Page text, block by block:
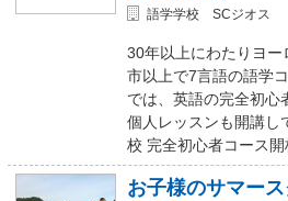
語学学校 SCジオス
30年以上にわたりヨ
市以上で7言語の語学
では、英語の完全初心
個人レッスンも開講し
校 完全初心者コース開
お子様のサマー